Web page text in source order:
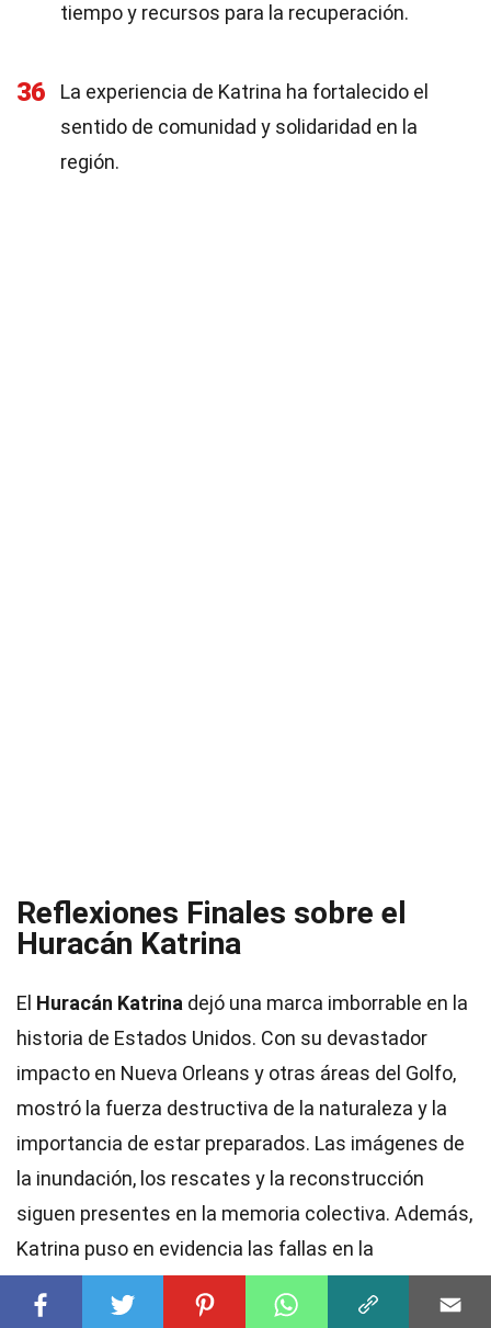
tiempo y recursos para la recuperación.
36
La experiencia de Katrina ha fortalecido el
sentido de comunidad y solidaridad en la
región.
Reflexiones Finales sobre el
Huracán Katrina
El Huracán Katrina dejó una marca imborrable en la
historia de Estados Unidos. Con su devastador
impacto en Nueva Orleans y otras áreas del Golfo,
mostró la fuerza destructiva de la naturaleza y la
importancia de estar preparados. Las imágenes de
la inundación, los rescates y la reconstrucción
siguen presentes en la memoria colectiva. Además,
Katrina puso en evidencia las fallas en la
desastres. La resiliencia de las comunidades